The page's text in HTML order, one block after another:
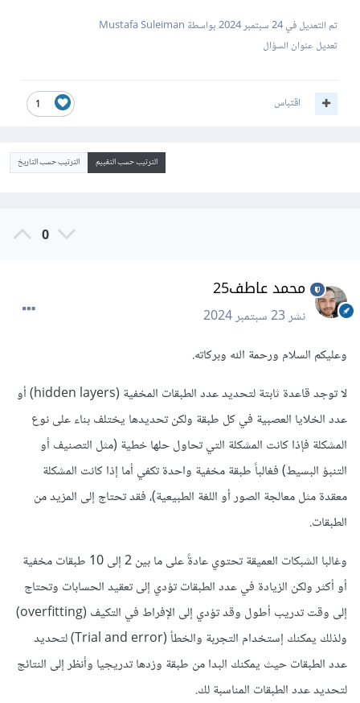
تم التعديل في24 سبتمبر 2024
بواسطة Mustafa Suleiman
تعديل عنوان السؤال
1 اقتباس
الترتيب حسب التقييم الترتيب حسب التاريخ
0
محمد عاطف25
نشر23 سبتمبر 2024
وعليكم السلام ورحمة الله وبركاته.
لا توجد قاعدة ثابتة لتحديد عدد الطبقات المخفية (hidden layers) أو
عدد الخلايا العصبية في كل طبقة ولكن تحديدها يختلف بناء على نوع
المشكلة فإذا كانت المشكلة التي تحاول حلها خطية (مثل التصنيف أو
التنبؤ البسيط) فغالباً طبقة مخفية واحدة تكفي أما إذا كانت المشكلة
معقدة مثل معالجة الصور أو اللغة الطبيعية)، فقد تحتاج إلى المزيد من
الطبقات.
وغالبا الشبكات العميقة تحتوي عادةً على ما بين 2 إلى 10 طبقات مخفية
أو أكثر ولكن الزيادة في عدد الطبقات تؤدي إلى تعقيد الحسابات وتحتاج
إلى وقت تدريب أطول وقد تؤدي إلى الإفراط في التكيف (overfitting)
ولذلك يمكنك إستخدام التجربة والخطأ (Trial and error) لتحديد
عدد الطبقات حيث يمكنك البدا من طبقة وزدها تدريجيا وأنظر إلى النتائج
لتحديد عدد الطبقات المناسبة لك.